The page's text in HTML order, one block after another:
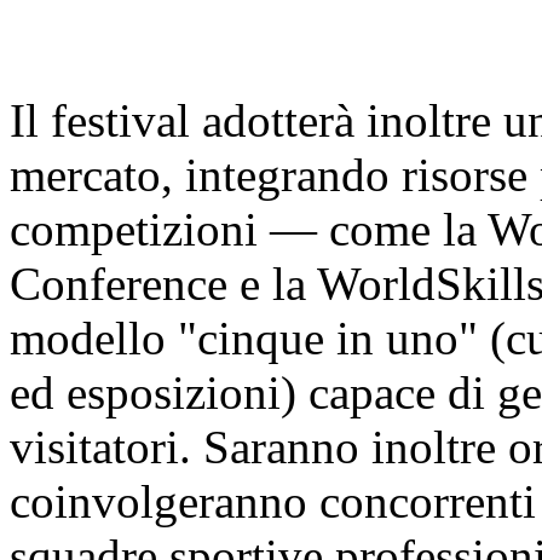
Il festival adotterà inoltre
mercato, integrando
competizioni — come la
Conference e la
modello "cinque in uno"
ed esposizioni) capace di
visitatori. Saranno inoltre
coinvolgeranno